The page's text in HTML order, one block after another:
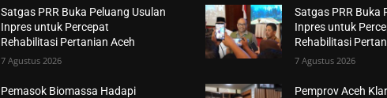
Satgas PRR Buka Peluang Usulan
Inpres untuk Percepat
Rehabilitasi Pertanian Aceh
7 Agustus 2026
Pemasok Biomassa Hadapi
Satgas PRR Buka
Inpres untuk
Rehabilitasi
7 Agustus 2026
Pemprov Aceh